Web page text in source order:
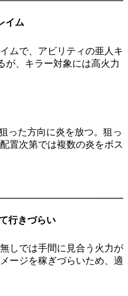
イム
ムで、アビリティの亜人キ
が、キラー対象には高火力
った方向に炎を放つ。狙っ
置次第では複数の炎をボス
行きづらい
しでは手間に見合う火力が
ージを稼ぎづらいため、適